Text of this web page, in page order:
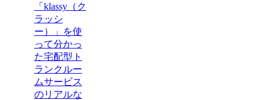
「klassy（ク
ラッシ
ー）」を使
って分かっ
た宅配型ト
ランクルー
ムサービス
のリアルな